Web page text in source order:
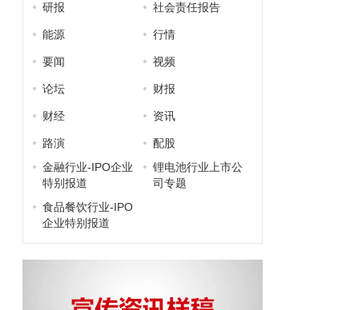
研报 社会责任报告
能源 行情
要闻 视频
论坛 财报
财经 资讯
路演
配股
金融行业-IPO企业
特别报道
锂电池行业上市公
司专题
食品餐饮行业-IPO
企业特别报道